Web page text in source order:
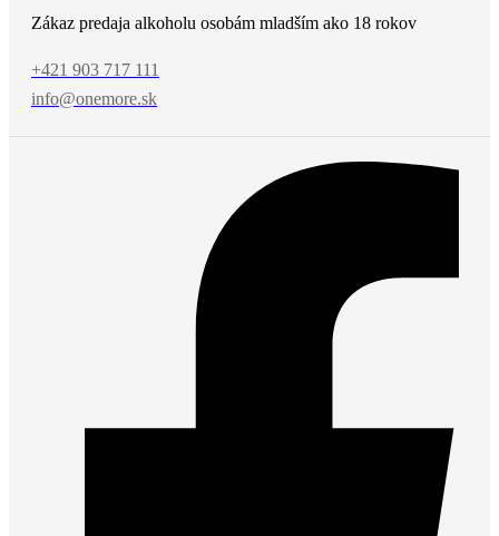
Zákaz predaja alkoholu osobám mladším ako 18 rokov
+421 903 717 111
info@onemore.sk